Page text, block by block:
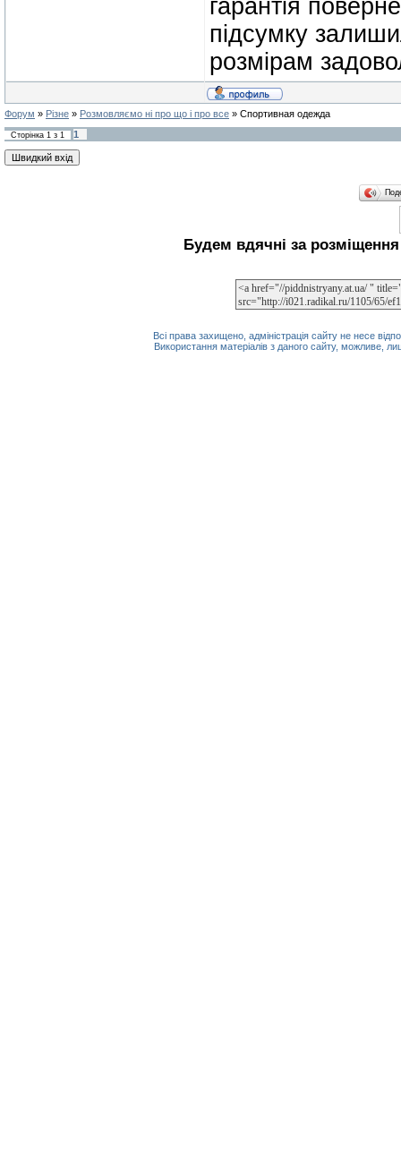
гарантія
підсумку
розмірам
Форум » Різне » Розмовляємо ні про що і про все » Спортивная одежда
Сторінка 1 з 1 1
Будем вдячні за
Всі права захищено, адміністрація сайту не несе
Використання матеріалів з даного сайту, можливе,